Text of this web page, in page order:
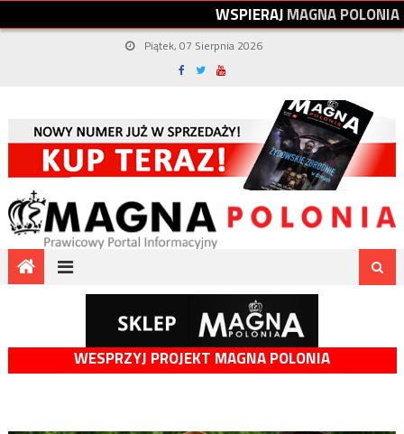
WSPIERAJMAGNAPOLONIA
Piątek, 07 Sierpnia 2026
WESPRZYJ PROJEKT MAGNA POLONIA